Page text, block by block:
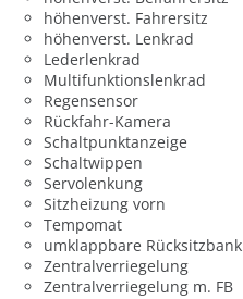
höhenverst. Fahrersitz
höhenverst. Lenkrad
Lederlenkrad
Multifunktionslenkrad
Regensensor
Rückfahr-Kamera
Schaltpunktanzeige
Schaltwippen
Servolenkung
Sitzheizung vorn
Tempomat
umklappbare Rücksitzbank
Zentralverriegelung
Zentralverriegelung m. FB